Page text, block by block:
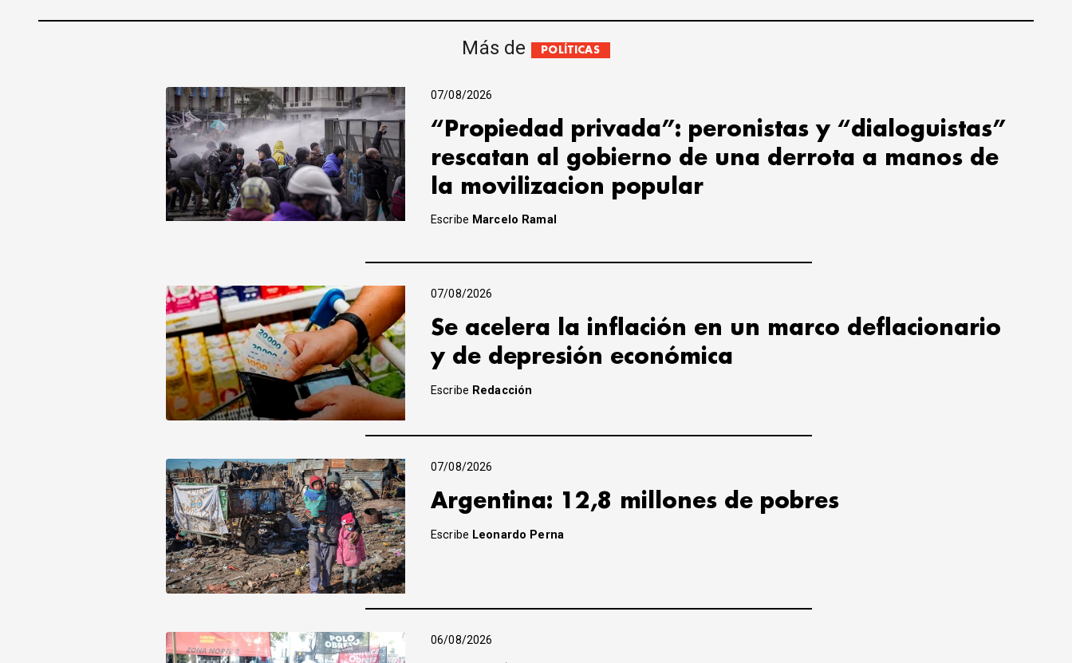
Más de POLÍTICAS
07/08/2026
“Propiedad privada”: peronistas y “dialoguistas”
rescatan al gobierno de una derrota a manos de
la movilizacion popular
Escribe Marcelo Ramal
07/08/2026
Se acelera la inflación en un marco deflacionario
y de depresión económica
Escribe Redacción
07/08/2026
Argentina: 12,8 millones de pobres
Escribe Leonardo Perna
06/08/2026